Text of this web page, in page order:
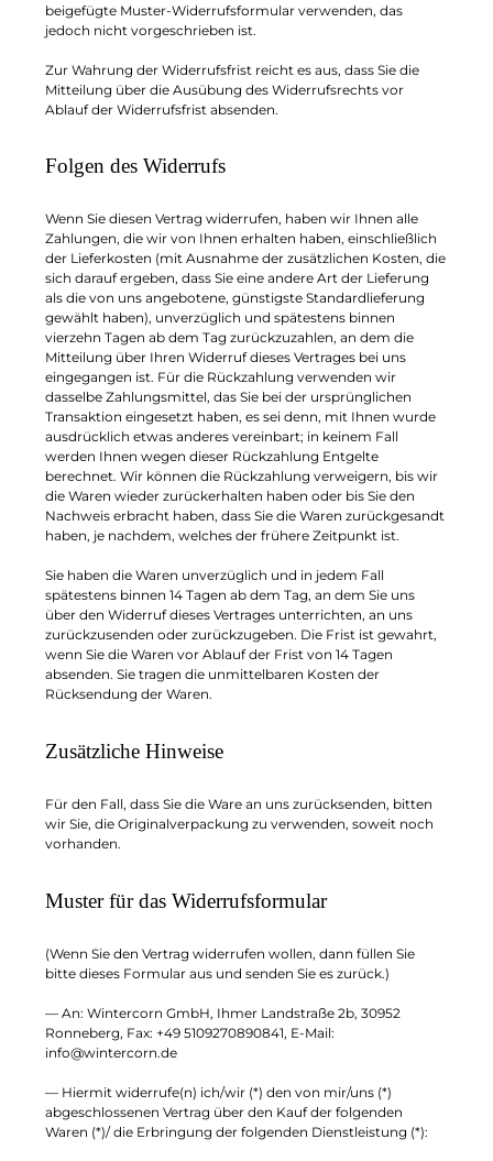
beigefügte Muster-Widerrufsformular verwenden, das
jedoch nicht vorgeschrieben ist.
Zur Wahrung der Widerrufsfrist reicht es aus, dass Sie die
Mitteilung über die Ausübung des Widerrufsrechts vor
Ablauf der Widerrufsfrist absenden.
Folgen des Widerrufs
Wenn Sie diesen Vertrag widerrufen, haben wir Ihnen alle
Zahlungen, die wir von Ihnen erhalten haben, einschließlich
der Lieferkosten (mit Ausnahme der zusätzlichen Kosten, die
sich darauf ergeben, dass Sie eine andere Art der Lieferung
als die von uns angebotene, günstigste Standardlieferung
gewählt haben), unverzüglich und spätestens binnen
vierzehn Tagen ab dem Tag zurückzuzahlen, an dem die
Mitteilung über Ihren Widerruf dieses Vertrages bei uns
eingegangen ist. Für die Rückzahlung verwenden wir
dasselbe Zahlungsmittel, das Sie bei der ursprünglichen
Transaktion eingesetzt haben, es sei denn, mit Ihnen wurde
ausdrücklich etwas anderes vereinbart; in keinem Fall
werden Ihnen wegen dieser Rückzahlung Entgelte
berechnet. Wir können die Rückzahlung verweigern, bis wir
die Waren wieder zurückerhalten haben oder bis Sie den
Nachweis erbracht haben, dass Sie die Waren zurückgesandt
haben, je nachdem, welches der frühere Zeitpunkt ist.
Sie haben die Waren unverzüglich und in jedem Fall
spätestens binnen 14 Tagen ab dem Tag, an dem Sie uns
über den Widerruf dieses Vertrages unterrichten, an uns
zurückzusenden oder zurückzugeben. Die Frist ist gewahrt,
wenn Sie die Waren vor Ablauf der Frist von 14 Tagen
absenden. Sie tragen die unmittelbaren Kosten der
Rücksendung der Waren.
Zusätzliche Hinweise
Für den Fall, dass Sie die Ware an uns zurücksenden, bitten
wir Sie, die Originalverpackung zu verwenden, soweit noch
vorhanden.
Muster für das Widerrufsformular
(Wenn Sie den Vertrag widerrufen wollen, dann füllen Sie
bitte dieses Formular aus und senden Sie es zurück.)
— An: Wintercorn GmbH, Ihmer Landstraße 2b, 30952
Ronneberg, Fax: +49 5109270890841, E-Mail:
info@wintercorn.de
— Hiermit widerrufe(n) ich/wir (*) den von mir/uns (*)
abgeschlossenen Vertrag über den Kauf der folgenden
Waren (*)/ die Erbringung der folgenden Dienstleistung (*):